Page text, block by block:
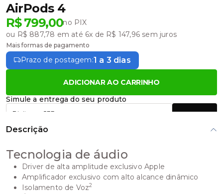
AirPods 4
R$ 799,00no PIX
ou R$ 887,78 em até 6x de R$ 147,96 sem juros
Mais formas de pagamento
Prazo de postagem:1 a 3 dias
ADICIONAR AO CARRINHO
Simule a entrega do seu produto
Calcular
Descrição
Tecnologia de áudio
Driver de alta amplitude exclusivo Apple
Amplificador exclusivo com alto alcance dinâmico
Isolamento de Voz2